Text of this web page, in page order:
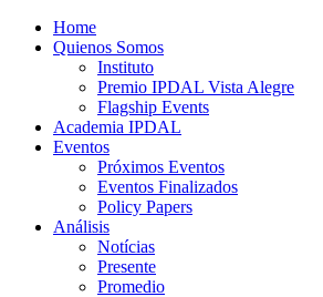
Home
Quienos Somos
Instituto
Premio IPDAL Vista Alegre
Flagship Events
Academia IPDAL
Eventos
Próximos Eventos
Eventos Finalizados
Policy Papers
Análisis
Notícias
Presente
Promedio